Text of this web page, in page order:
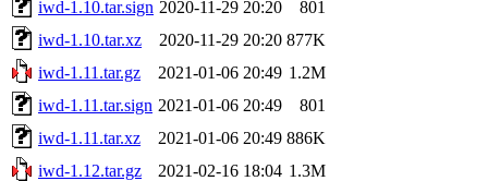
iwd-1.10.tar.sign 2020-11-29 20:20
801
iwd-1.10.tar.xz
2020-11-29 20:20 877K
iwd-1.11.tar.gz
2021-01-06 20:49 1.2M
iwd-1.11.tar.sign 2021-01-06 20:49
801
iwd-1.11.tar.xz
2021-01-06 20:49 886K
iwd-1.12.tar.gz
2021-02-16 18:04 1.3M